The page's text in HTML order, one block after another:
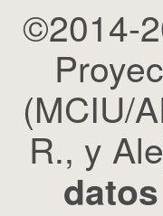
©2014-
(MCIU/
R., y